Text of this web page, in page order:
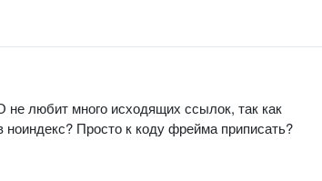
любит много исходящих ссылок, так как
ноиндекс? Просто к коду фрейма приписать?